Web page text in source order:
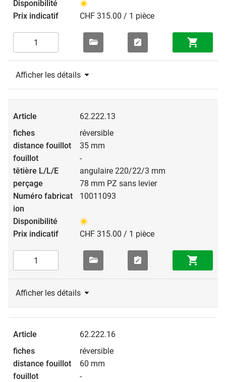
CHF 315.00 / 1 pièce
Afficher les détails
62.222.13
réversible
35 mm
-
angulaire 220/22/3 mm
78 mm PZ sans levier
10011093
CHF 315.00 / 1 pièce
Afficher les détails
62.222.16
réversible
60 mm
-